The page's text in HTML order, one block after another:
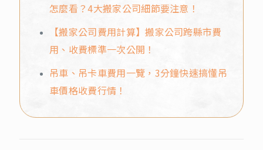
怎麼看？4大搬家公司細節要注意！
【搬家公司費用計算】搬家公司跨縣市費
用、收費標準一次公開！
吊車、吊卡車費用一覽，3分鐘快速搞懂吊
車價格收費行情！